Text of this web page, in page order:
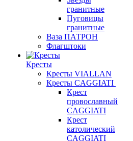
гранитные
Пуговицы
гранитные
Ваза ПАТРОН
Флагштоки
Кресты
Кресты VIALLAN
Кресты CAGGIATI
Крест
провославный
CAGGIATI
Крест
католический
CAGGIATI